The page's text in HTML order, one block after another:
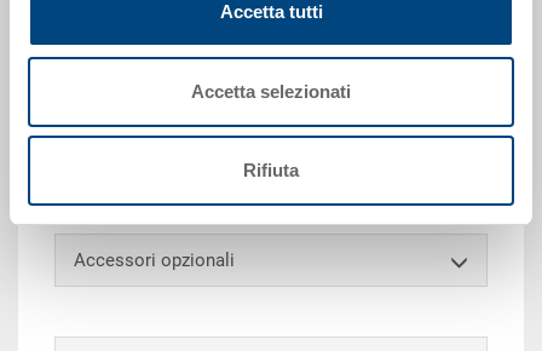
Accetta tutti
Accetta selezionati
Rifiuta
Dati tecnici
Cassettina, PP, grigio argento RAL 7001, misura 1/8,
RAKO / valigette 400x300 mm
Accessori opzionali